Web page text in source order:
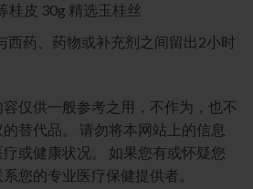
桂皮 30g 精选玉桂丝
西药、药物或补充剂之间留出2小时
容仅供一般参考之用，不作为，也不
替代品。 请勿将本网站上的信息
或健康状况。 如果您有或怀疑您
您的专业医疗保健提供者。